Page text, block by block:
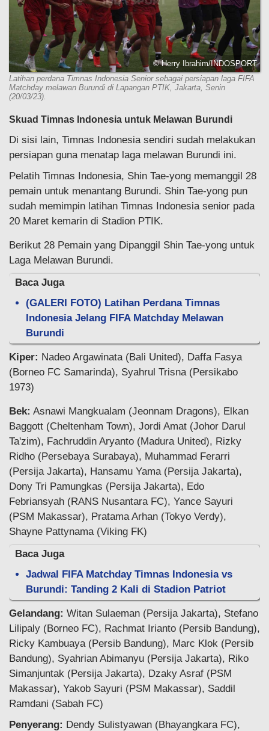
© Herry Ibrahim/INDOSPORT
Latihan perdana Timnas Indonesia Senior sebagai persiapan laga FIFA
Matchday melawan Burundi di Lapangan PTIK, Jakarta, Senin
(20/03/23).
Skuad Timnas Indonesia untuk Melawan Burundi
Di sisi lain, Timnas Indonesia sendiri sudah melakukan
persiapan guna menatap laga melawan Burundi ini.
Pelatih Timnas Indonesia, Shin Tae-yong memanggil 28
pemain untuk menantang Burundi. Shin Tae-yong pun
sudah memimpin latihan Timnas Indonesia senior pada
20 Maret kemarin di Stadion PTIK.
Berikut 28 Pemain yang Dipanggil Shin Tae-yong untuk
Laga Melawan Burundi.
Baca Juga
(GALERI FOTO) Latihan Perdana Timnas
Indonesia Jelang FIFA Matchday Melawan
Burundi
Kiper: Nadeo Argawinata (Bali United), Daffa Fasya
(Borneo FC Samarinda), Syahrul Trisna (Persikabo
1973)
Bek: Asnawi Mangkualam (Jeonnam Dragons), Elkan
Baggott (Cheltenham Town), Jordi Amat (Johor Darul
Ta'zim), Fachruddin Aryanto (Madura United), Rizky
Ridho (Persebaya Surabaya), Muhammad Ferarri
(Persija Jakarta), Hansamu Yama (Persija Jakarta),
Dony Tri Pamungkas (Persija Jakarta), Edo
Febriansyah (RANS Nusantara FC), Yance Sayuri
(PSM Makassar), Pratama Arhan (Tokyo Verdy),
Shayne Pattynama (Viking FK)
Baca Juga
Jadwal FIFA Matchday Timnas Indonesia vs
Burundi: Tanding 2 Kali di Stadion Patriot
Gelandang: Witan Sulaeman (Persija Jakarta), Stefano
Lilipaly (Borneo FC), Rachmat Irianto (Persib Bandung),
Ricky Kambuaya (Persib Bandung), Marc Klok (Persib
Bandung), Syahrian Abimanyu (Persija Jakarta), Riko
Simanjuntak (Persija Jakarta), Dzaky Asraf (PSM
Makassar), Yakob Sayuri (PSM Makassar), Saddil
Ramdani (Sabah FC)
Penyerang: Dendy Sulistyawan (Bhayangkara FC),